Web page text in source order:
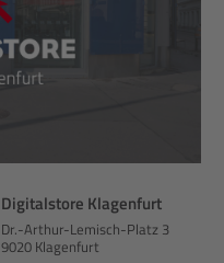
Digitalstore Klagenfurt
Dr.-Arthur-Lemisch-Platz 3
9020 Klagenfurt